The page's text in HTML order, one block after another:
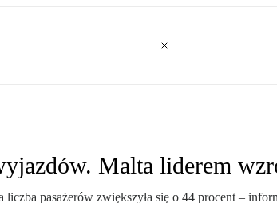
Malta liderem
pasażerów zwiększyła się o 44 procent –